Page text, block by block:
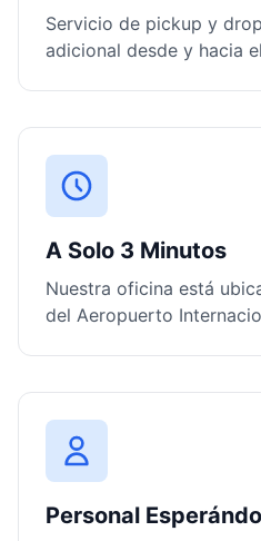
Servicio de pickup y
adicional desde y hacia
A Solo 3 Minutos
Nuestra oficina está
del Aeropuerto
Personal